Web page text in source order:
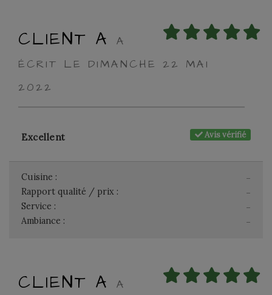
CLIENT A
A
ÉCRIT LE DIMANCHE 22 MAI
2022
Avis vérifié
Excellent
-
Cuisine :
-
Rapport qualité / prix :
-
Service :
-
Ambiance :
CLIENT A
A